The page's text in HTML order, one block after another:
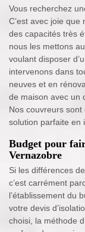
Vous recherchez
C’est avec joie
des capacités très
nous les mettons
voulant disposer
intervenons dans
neuves et en
de maison avec un
Nos couvreurs
solution parfaite en
Budget pour
Vernazobre
Si les différences
c’est carrément
l’établissement du
votre devis
choisi, la méthode